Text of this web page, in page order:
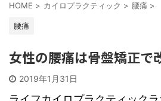
HOME > カイロプラクティック > 腰痛 >
腰痛
女性の腰痛は骨盤矯正で
2019年1月31日